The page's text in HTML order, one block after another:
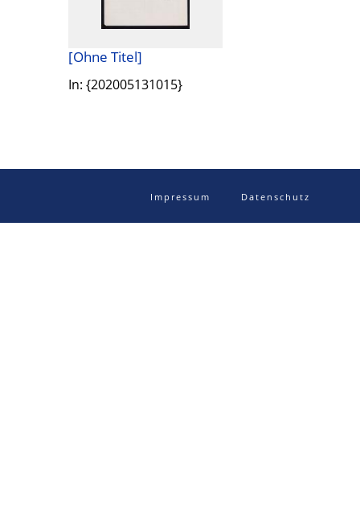
[Ohne Titel]
In: {202005131015}
Impressum Datenschutz